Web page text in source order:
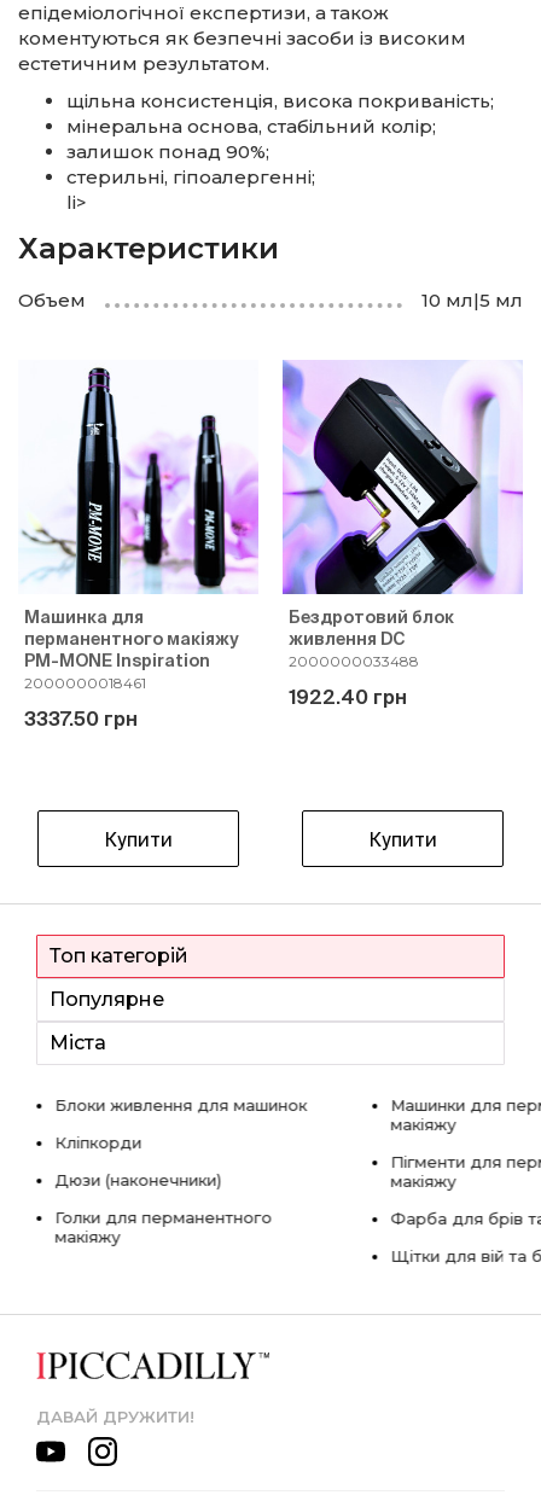
епідеміологічної експертизи, а також
коментуються як безпечні засоби із високим
естетичним результатом.
щільна консистенція, висока покриваність;
мінеральна основа, стабільний колір;
залишок понад 90%;
стерильні, гіпоалергенні;
li>
Характеристики
Объем 10 мл|5 мл
Машинка для
перманентного макіяжу
PM-MONE Inspiration
2000000018461
3337.50 грн
Купити
Бездротовий блок
живлення DC
2000000033488
1922.40 грн
Купити
Топ категорій
Популярне
Міста
Блоки живлення для машинок
Кліпкорди
Дюзи (наконечники)
Голки для перманентного
макіяжу
Машинки для
макіяжу
Пігменти для
макіяжу
Фарба для брів
Щітки для вій та
ДАВАЙ ДРУЖИТИ!